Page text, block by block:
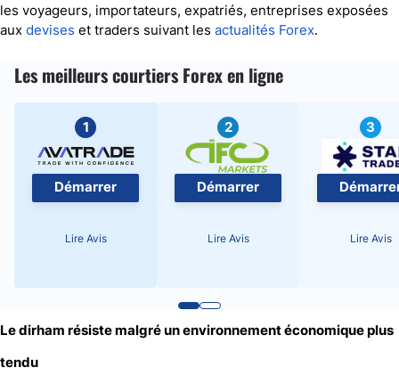
les voyageurs, importateurs, expatriés, entreprises exposées
aux devises et traders suivant les actualités Forex.
Les meilleurs courtiers Forex en ligne
1
Démarrer
Lire Avis
2
Démarrer
Lire Avis
3
Lire Avis
Le dirham résiste malgré un environnement économique plus
tendu